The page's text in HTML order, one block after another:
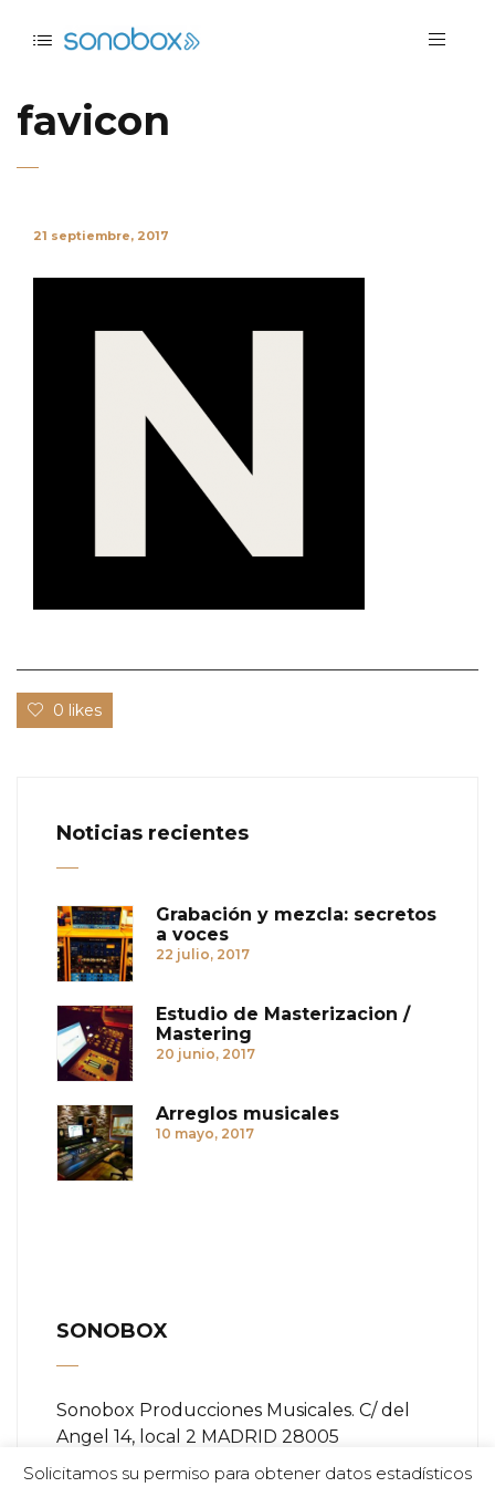
favicon
21 septiembre, 2017
0 likes
Noticias recientes
Grabación y mezcla: secretos
a voces
22 julio, 2017
Estudio de Masterizacion /
Mastering
20 junio, 2017
Arreglos musicales
10 mayo, 2017
SONOBOX
Sonobox Producciones Musicales. C/ del
Angel 14, local 2 MADRID 28005
Solicitamos su permiso para obtener datos estadísticos